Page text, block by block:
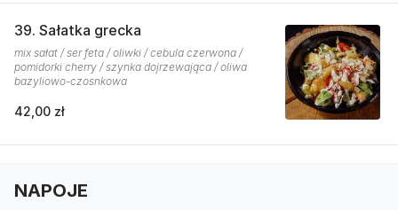
39. Sałatka grecka
mix sałat / ser feta / oliwki / cebula czerwona /
pomidorki cherry / szynka dojrzewająca / oliwa
bazyliowo-czosnkowa
42,00 zł
NAPOJE